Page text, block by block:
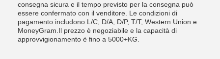
consegna sicura e il tempo previsto per la consegna può
essere confermato con il venditore. Le condizioni di
pagamento includono L/C, D/A, D/P, T/T, Western Union e
MoneyGram.Il prezzo è negoziabile e la capacità di
approvvigionamento è fino a 5000+KG.